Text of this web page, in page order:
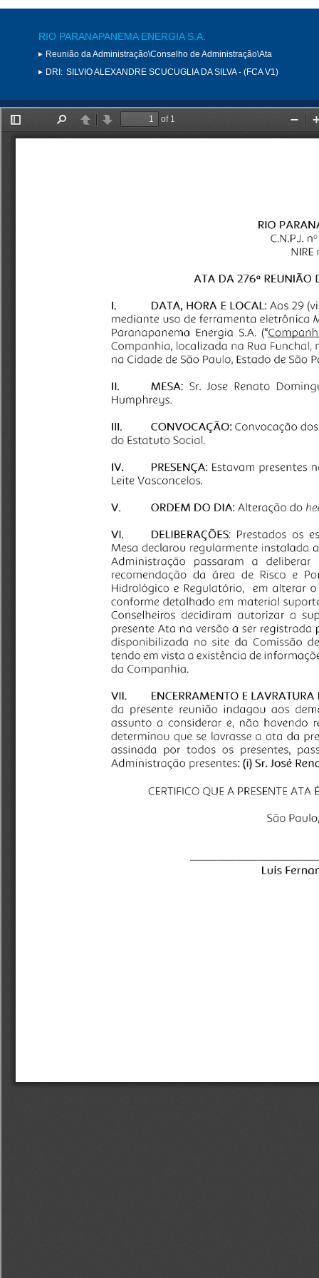
RIO PARANAPANEMA ENERGIA S.A.
Reunião da Administração\Conselho de Administração\Ata
DRI: SILVIO ALEXANDRE SCUCUGLIA DA SILVA - (FCA V1)